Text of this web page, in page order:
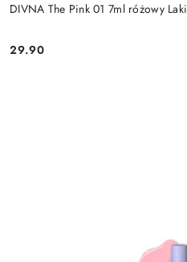
DIVNA The Pink 01 7ml różowy
Cena:
29.90